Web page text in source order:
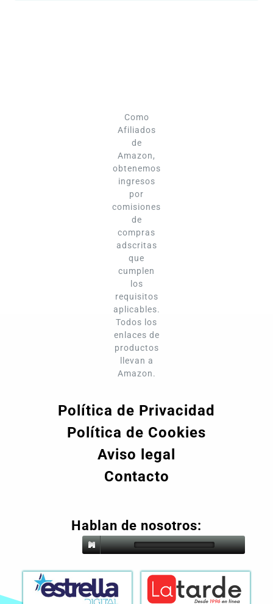
Como
Afiliados
de
Amazon,
obtenemos
ingresos
por
comisiones
de
compras
adscritas
que
cumplen
los
requisitos
aplicables.
Todos los
enlaces de
productos
llevan a
Amazon.
Política de Privacidad
Política de Cookies
Aviso legal
Contacto
Hablan de nosotros: